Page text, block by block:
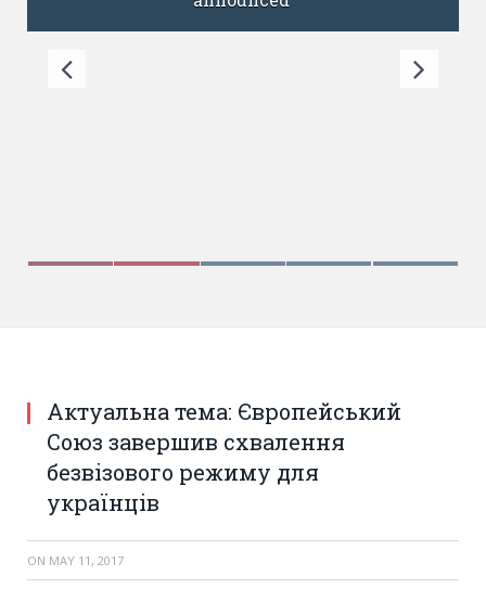
Актуальна тема: Європейський
Союз завершив схвалення
безвізового режиму для
українців
ON MAY 11, 2017